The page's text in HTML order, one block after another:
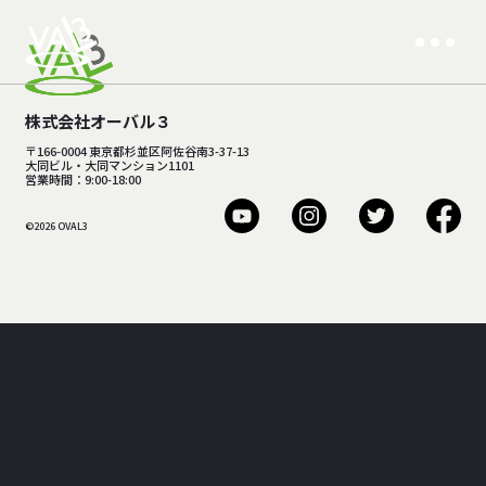
株式会社オーバル３
〒166-0004 東京都杉並区阿佐谷南3-37-13
大同ビル・大同マンション1101
営業時間：9:00-18:00
©2026 OVAL3